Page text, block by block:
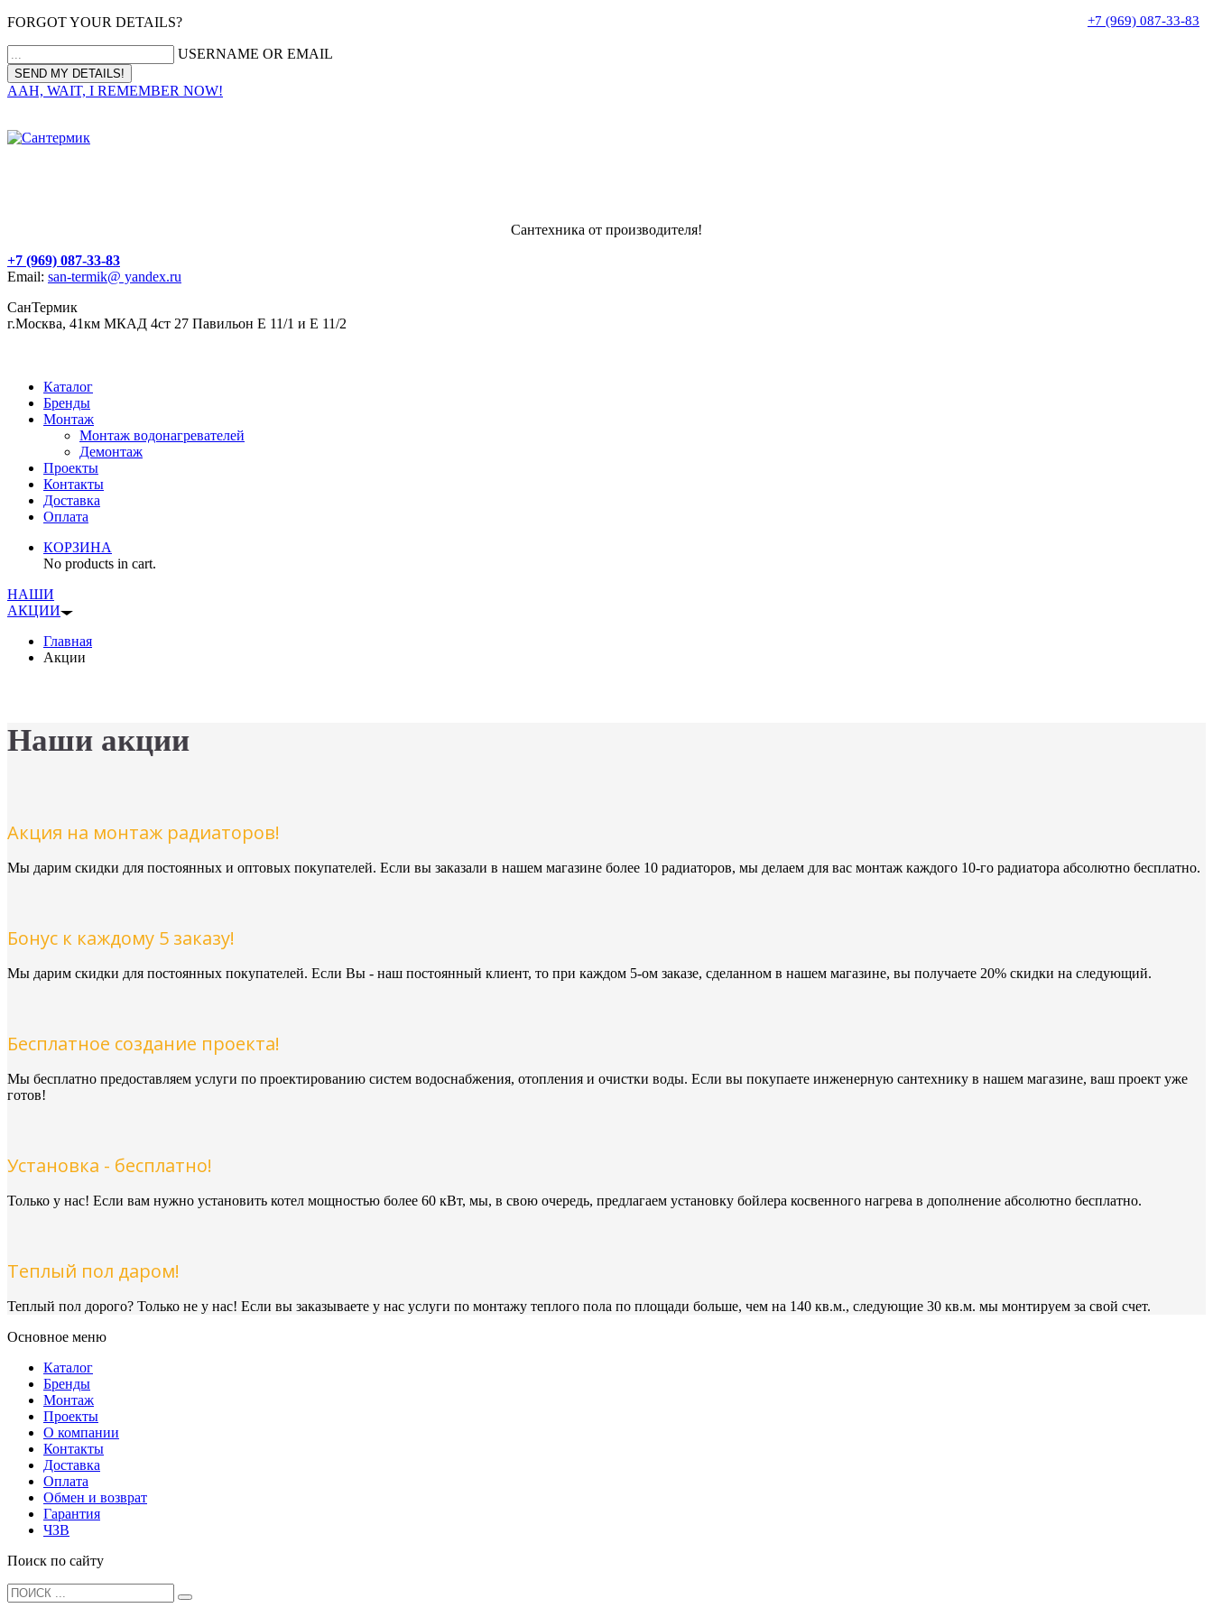
FORGOT YOUR DETAILS?
USERNAME OR EMAIL
AAH, WAIT, I REMEMBER NOW!
+7 (969) 087-33-83
Сантехника от производителя!
+7 (969) 087-33-83
Email: san-termik@ yandex.ru
СанТермик
г.Москва, 41км МКАД 4ст 27 Павильон Е 11/1 и Е 11/2
Каталог
Бренды
Монтаж
Монтаж водонагревателей
Демонтаж
Проекты
Контакты
Доставка
Оплата
КОРЗИНА
No products in cart.
НАШИ
АКЦИИ
Главная
Акции
Наши акции
Акция на монтаж радиаторов!
Мы дарим скидки для постоянных и оптовых покупателей. Если вы заказали в нашем магазине более 10 радиаторов, мы делаем для вас монтаж каждого 10-го радиатора абсолютно бесплатно.
Бонус к каждому 5 заказу!
Мы дарим скидки для постоянных покупателей. Если Вы - наш постоянный клиент, то при каждом 5-ом заказе, сделанном в нашем магазине, вы получаете 20% скидки на следующий.
Бесплатное создание проекта!
Мы бесплатно предоставляем услуги по проектированию систем водоснабжения, отопления и очистки воды. Если вы покупаете инженерную сантехнику в нашем магазине, ваш проект уже
готов!
Установка - бесплатно!
Только у нас! Если вам нужно установить котел мощностью более 60 кВт, мы, в свою очередь, предлагаем установку бойлера косвенного нагрева в дополнение абсолютно бесплатно.
Теплый пол даром!
Теплый пол дорого? Только не у нас! Если вы заказываете у нас услуги по монтажу теплого пола по площади больше, чем на 140 кв.м., следующие 30 кв.м. мы монтируем за свой счет.
Основное меню
Каталог
Бренды
Монтаж
Проекты
О компании
Контакты
Доставка
Оплата
Обмен и возврат
Гарантия
ЧЗВ
Поиск по сайту